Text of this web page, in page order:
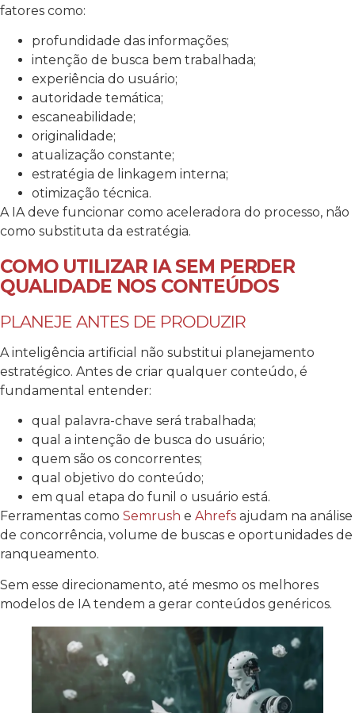
fatores como:
profundidade das informações;
intenção de busca bem trabalhada;
experiência do usuário;
autoridade temática;
escaneabilidade;
originalidade;
atualização constante;
estratégia de linkagem interna;
otimização técnica.
A IA deve funcionar como aceleradora do processo, não
como substituta da estratégia.
COMO UTILIZAR IA SEM PERDER
QUALIDADE NOS CONTEÚDOS
PLANEJE ANTES DE PRODUZIR
A inteligência artificial não substitui planejamento
estratégico. Antes de criar qualquer conteúdo, é
fundamental entender:
qual palavra-chave será trabalhada;
qual a intenção de busca do usuário;
quem são os concorrentes;
qual objetivo do conteúdo;
em qual etapa do funil o usuário está.
Ferramentas como Semrush e Ahrefs ajudam na análise
de concorrência, volume de buscas e oportunidades de
ranqueamento.
Sem esse direcionamento, até mesmo os melhores
modelos de IA tendem a gerar conteúdos genéricos.